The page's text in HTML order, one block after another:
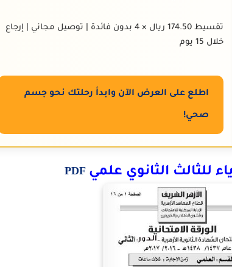
تقسيط 174.50 ريال × 4 بدون فائدة | توصيل مجاني | إرجاع
خلال 15 يوم
اطلع على العرض الآن وابدأ رحلتك نحو جسم
صحي!
للثالث الثانوي علمي PDF